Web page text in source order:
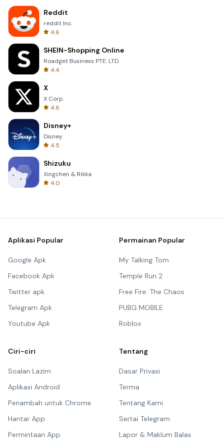
Reddit
reddit Inc.
4.6
SHEIN-Shopping Online
Roadget Business PTE. LTD.
4.4
X
X Corp.
4.6
Disney+
Disney
4.5
Shizuku
Xingchen & Rikka
4.0
Aplikasi Popular
Google Apk
Facebook Apk
Twitter apk
Telegram Apk
Youtube Apk
Permainan Popular
My Talking Tom
Temple Run 2
Free Fire: The Chaos
PUBG MOBILE
Roblox
Ciri-ciri
Soalan Lazim
Aplikasi Android
Penambah untuk Chrome
Hantar App
Permintaan App
Tentang
Dasar Privasi
Terma
Tentang Kami
Sertai Telegram
Lapor & Maklum Balas